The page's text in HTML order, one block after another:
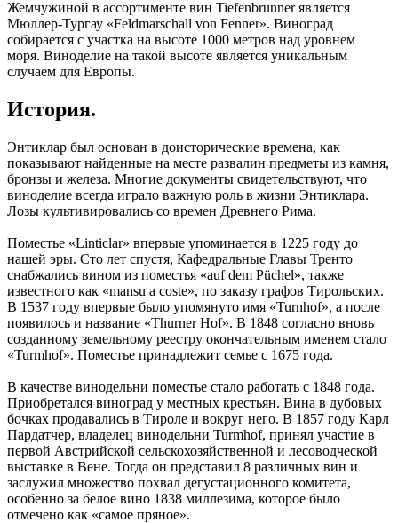
Жемчужиной в ассортименте вин Tiefenbrunner является
Мюллер-Тургау «Feldmarschall von Fenner». Виноград
собирается с участка на высоте 1000 метров над уровнем
моря. Виноделие на такой высоте является уникальным
случаем для Европы.
История.
Энтиклар был основан в доисторические времена, как
показывают найденные на месте развалин предметы из камня,
бронзы и железа. Многие документы свидетельствуют, что
виноделие всегда играло важную роль в жизни Энтиклара.
Лозы культивировались со времен Древнего Рима.
Поместье «Linticlar» впервые упоминается в 1225 году до
нашей эры. Сто лет спустя, Кафедральные Главы Тренто
снабжались вином из поместья «auf dem Püchel», также
известного как «mansu a coste», по заказу графов Тирольских.
В 1537 году впервые было упомянуто имя «Turnhof», а после
появилось и название «Thurner Hof». В 1848 согласно вновь
созданному земельному реестру окончательным именем стало
«Turmhof». Поместье принадлежит семье с 1675 года.
В качестве винодельни поместье стало работать с 1848 года.
Приобретался виноград у местных крестьян. Вина в дубовых
бочках продавались в Тироле и вокруг него. В 1857 году Карл
Пардатчер, владелец винодельни Turmhof, принял участие в
первой Австрийской сельскохозяйственной и лесоводческой
выставке в Вене. Тогда он представил 8 различных вин и
заслужил множество похвал дегустационного комитета,
особенно за белое вино 1838 миллезима, которое было
отмечено как «самое пряное».